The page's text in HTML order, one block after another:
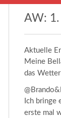
AW:
Aktuelle
Meine
das
Ich bringe
erste mal